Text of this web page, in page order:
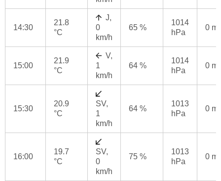
14:30
21.8
°C
J,
0
km/h
65 %
1014
hPa
0
15:00
21.9
°C
V,
1
km/h
64 %
1014
hPa
0
15:30
20.9
°C
SV,
1
km/h
64 %
1013
hPa
0
16:00
19.7
°C
SV,
0
km/h
75 %
1013
hPa
0